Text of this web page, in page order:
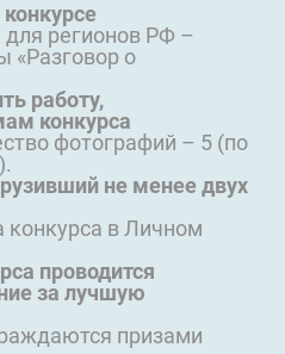
для регионов РФ –
«Разговор о
работу,
конкурса
фотографий – 5 (по
не менее двух
конкурса в Личном
проводится
за лучшую
призами